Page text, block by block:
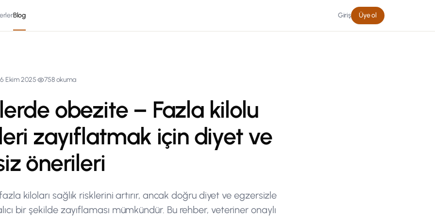
Blog Giriş Üye ol
Ekim 2025· 758okuma
obezite – Fazla kilolu
zayıflatmak için diyet ve
önerileri
kiloları sağlık risklerini artırır, ancak doğru diyet ve egzersizle
bir şekilde zayıflaması mümkündür. Bu rehber, veteriner onaylı